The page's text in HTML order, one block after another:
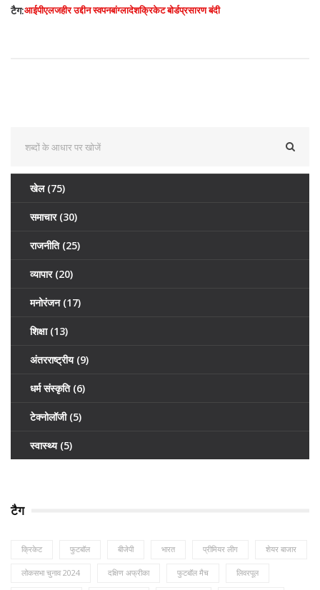
टैग:आईपीएलजहीर उद्दीन स्वपनबांग्लादेशक्रिकेट बोर्डप्रसारण बंदी
खेल (75)
समाचार (30)
राजनीति (25)
व्यापार (20)
मनोरंजन (17)
शिक्षा (13)
अंतरराष्ट्रीय (9)
धर्म संस्कृति (6)
टेक्नोलॉजी (5)
स्वास्थ्य (5)
टैग
क्रिकेट फुटबॉल बीजेपी भारत प्रीमियर लीग शेयर बाजार
लोकसभा चुनाव 2024 दक्षिण अफ्रीका फुटबॉल मैच लिवरपूल